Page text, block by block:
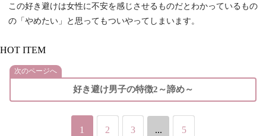
この好き避けは女性に不安を感じさせるものだとわかっているもの
の「やめたい」と思ってもついやってしまいます。
HOT ITEM
次のページへ
好き避け男子の特徴2～諦め～
1 2 3 ... 5